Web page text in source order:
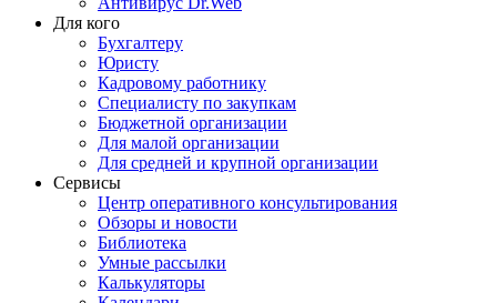
Для кого
Бухгалтеру
Юристу
Кадровому работнику
Специалисту по закупкам
Бюджетной организации
Для малой организации
Для средней и крупной организации
Сервисы
Центр оперативного консультирования
Обзоры и новости
Библиотека
Умные рассылки
Калькуляторы